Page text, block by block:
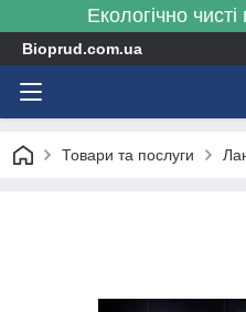
Екологічно
Bioprud.com.ua
Товари та послуги